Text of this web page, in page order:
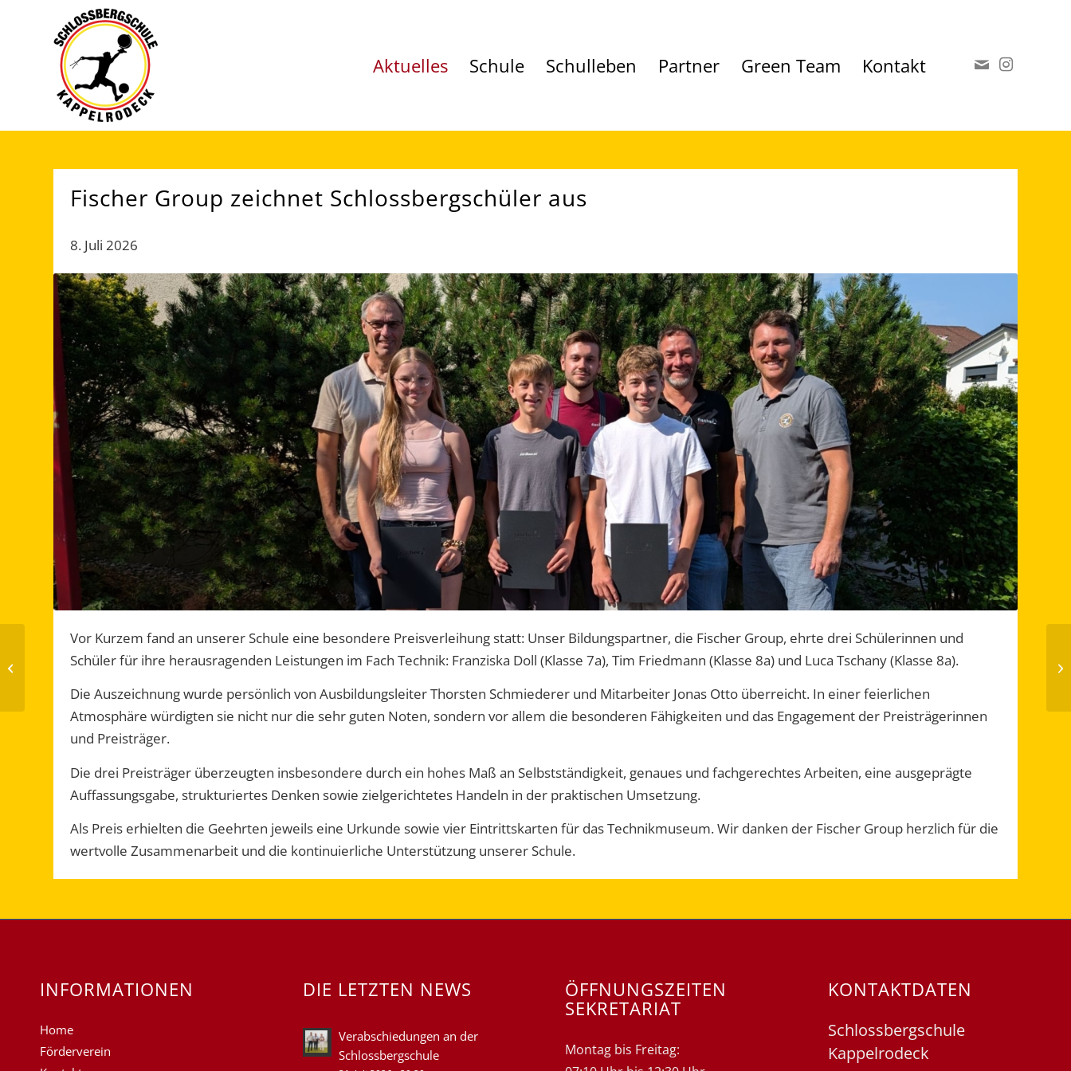
Aktuelles Schule Schulleben Partner Green Team Kontakt
Fischer Group zeichnet Schlossbergschüler aus
8. Juli 2026
Vor Kurzem fand an unserer Schule eine besondere Preisverleihung statt: Unser Bildungspartner, die Fischer Group, ehrte drei Schülerinnen und
Schüler für ihre herausragenden Leistungen im Fach Technik: Franziska Doll (Klasse 7a), Tim Friedmann (Klasse 8a) und Luca Tschany (Klasse 8a).
Die Auszeichnung wurde persönlich von Ausbildungsleiter Thorsten Schmiederer und Mitarbeiter Jonas Otto überreicht. In einer feierlichen
Atmosphäre würdigten sie nicht nur die sehr guten Noten, sondern vor allem die besonderen Fähigkeiten und das Engagement der Preisträgerinnen
und Preisträger.
Die drei Preisträger überzeugten insbesondere durch ein hohes Maß an Selbstständigkeit, genaues und fachgerechtes Arbeiten, eine ausgeprägte
Auffassungsgabe, strukturiertes Denken sowie zielgerichtetes Handeln in der praktischen Umsetzung.
Als Preis erhielten die Geehrten jeweils eine Urkunde sowie vier Eintrittskarten für das Technikmuseum. Wir danken der Fischer Group herzlich für die
wertvolle Zusammenarbeit und die kontinuierliche Unterstützung unserer Schule.
INFORMATIONEN
Home
Förderverein
DIE LETZTEN NEWS
Verabschiedungen an der
Schlossbergschule
ÖFFNUNGSZEITEN
SEKRETARIAT
Montag bis Freitag:
KONTAKTDATEN
Schlossbergschule
Kappelrodeck
überzeugt beim RB-